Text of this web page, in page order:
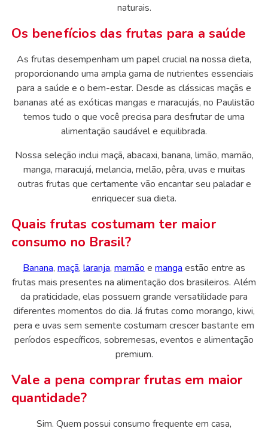
naturais.
Os benefícios das frutas para a saúde
As frutas desempenham um papel crucial na nossa dieta,
proporcionando uma ampla gama de nutrientes essenciais
para a saúde e o bem-estar. Desde as clássicas maçãs e
bananas até as exóticas mangas e maracujás, no Paulistão
temos tudo o que você precisa para desfrutar de uma
alimentação saudável e equilibrada.
Nossa seleção inclui maçã, abacaxi, banana, limão, mamão,
manga, maracujá, melancia, melão, pêra, uvas e muitas
outras frutas que certamente vão encantar seu paladar e
enriquecer sua dieta.
Quais frutas costumam ter maior
consumo no Brasil?
Banana, maçã, laranja, mamão e manga estão entre as
frutas mais presentes na alimentação dos brasileiros. Além
da praticidade, elas possuem grande versatilidade para
diferentes momentos do dia. Já frutas como morango, kiwi,
pera e uvas sem semente costumam crescer bastante em
períodos específicos, sobremesas, eventos e alimentação
premium.
Vale a pena comprar frutas em maior
quantidade?
Sim. Quem possui consumo frequente em casa,